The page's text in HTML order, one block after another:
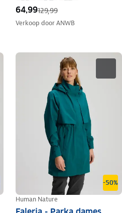
64,99129,99
Verkoop doorANWB
-50%
Human Nature